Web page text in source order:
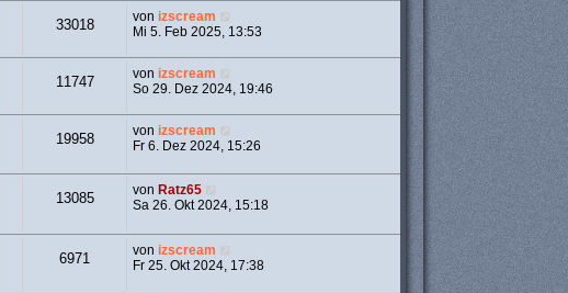
33018 von izscream
Mi 5. Feb 2025, 13:53
11747 von izscream
So 29. Dez 2024, 19:46
19958 von izscream
Fr 6. Dez 2024, 15:26
13085 von Ratz65
Sa 26. Okt 2024, 15:18
6971 von izscream
Fr 25. Okt 2024, 17:38